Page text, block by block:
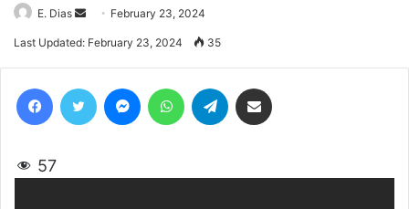
E. Dias
Send
an
February 23, 2024
Last Updated: February 23, 2024 35
57